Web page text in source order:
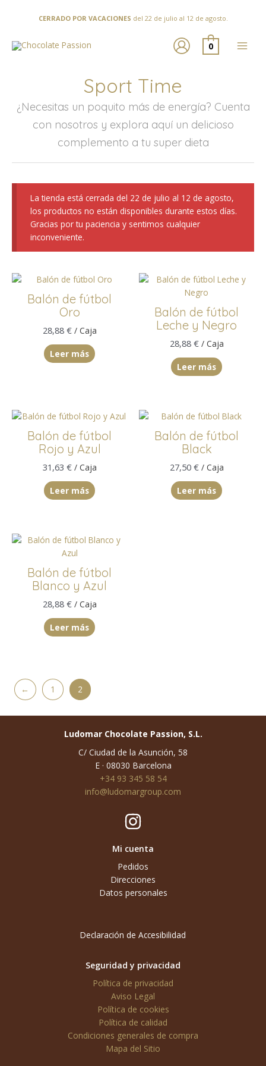
CERRADO POR VACACIONES del 22 de julio al 12 de agosto.
0
Sport Time
¿Necesitas un poquito más de energía? Cuenta
con nosotros y explora aquí un delicioso
complemento a tu super dieta
La tienda está cerrada del 22 de julio al 12 de agosto,
los productos no están disponibles durante estos días.
Gracias por tu paciencia y sentimos cualquier
inconveniente.
Balón de fútbol
Oro
28,88 € / Caja
Leer más
Balón de fútbol
Leche y Negro
28,88 € / Caja
Leer más
Balón de fútbol
Rojo y Azul
31,63 € / Caja
Leer más
Balón de fútbol
Black
27,50 € / Caja
Leer más
Balón de fútbol
Blanco y Azul
28,88 € / Caja
Leer más
← 1 2
Ludomar Chocolate Passion, S.L.
C/ Ciudad de la Asunción, 58
E · 08030 Barcelona
+34 93 345 58 54
info@ludomargroup.com
Mi cuenta
Pedidos
Direcciones
Datos personales
Declaración de Accesibilidad
Seguridad y privacidad
Política de privacidad
Aviso Legal
Política de cookies
Política de calidad
Condiciones generales de compra
Mapa del Sitio